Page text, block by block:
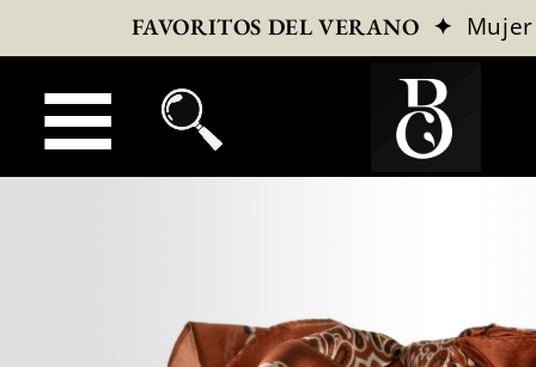
FAVORITOS DEL VERANO ✦ Mujer